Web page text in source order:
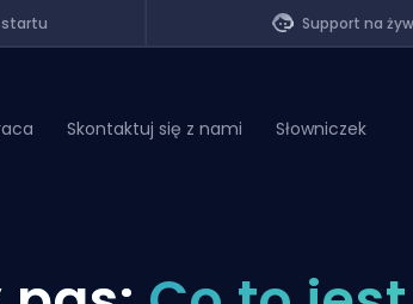
Support na
Skontaktuj się z nami Słowniczek